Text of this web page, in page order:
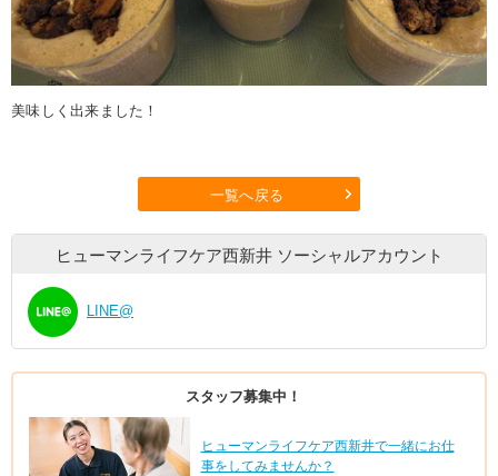
美味しく出来ました！
一覧へ戻る
ヒューマンライフケア西新井 ソーシャルアカウント
LINE@
スタッフ募集中！
ヒューマンライフケア西新井で一緒にお仕
事をしてみませんか？